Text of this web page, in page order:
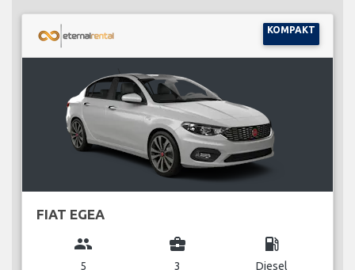
KOMPAKT
FIAT EGEA
group
5
business_center
3
local_gas_station
Diesel